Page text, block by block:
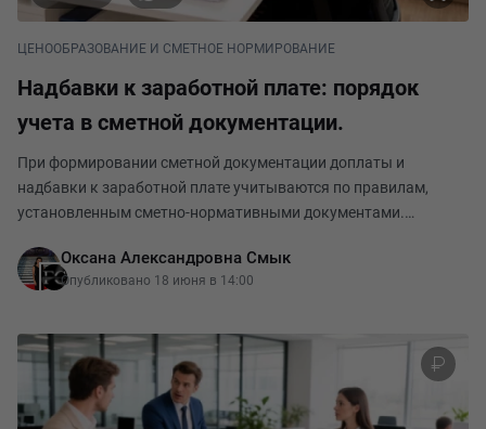
ЦЕНООБРАЗОВАНИЕ И СМЕТНОЕ НОРМИРОВАНИЕ
Надбавки к заработной плате: порядок
учета в сметной документации.
При формировании сметной документации доплаты и
надбавки к заработной плате учитываются по правилам,
установленным сметно-нормативными документами.
сметной стоимости строительства, утвержденная приказом
Ми
Оксана Александровна Смык
Опубликовано 18 июня в 14:00